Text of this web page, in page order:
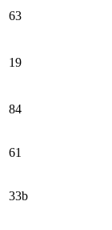
63
19
84
61
33b